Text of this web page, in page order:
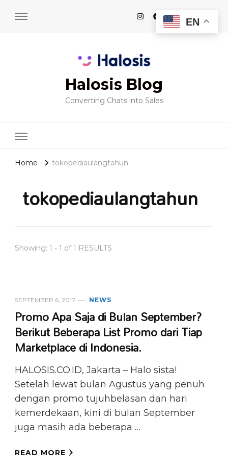
Halosis Blog
Converting Chats into Sales
Home tokopediaulangtahun
tokopediaulangtahun
Showing: 1 - 1 of 1 RESULTS
SEPTEMBER 6, 2017 NEWS
Promo Apa Saja di Bulan September?
Berikut Beberapa List Promo dari Tiap
Marketplace di Indonesia.
HALOSIS.CO.ID, Jakarta – Halo sista!
Setelah lewat bulan Agustus yang penuh
dengan promo tujuhbelasan dan hari
kemerdekaan, kini di bulan September
juga masih ada beberapa …
READ MORE
EN